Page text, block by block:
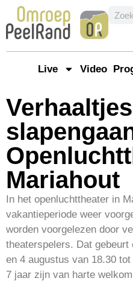
Live Video
Mariahout
In het openluchttheater in
vakantieperiode weer
worden voorgelezen door
theaterspelers. Dat gebeurt
en 4 augustus van 18.30
7 jaar zijn van harte